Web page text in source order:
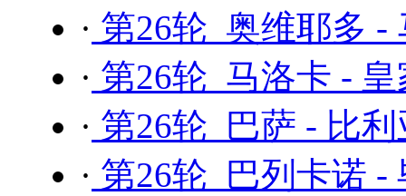
· 第26轮 奥维耶多 -
· 第26轮 马洛卡 -
· 第26轮 巴萨 - 比
· 第26轮 巴列卡诺 -